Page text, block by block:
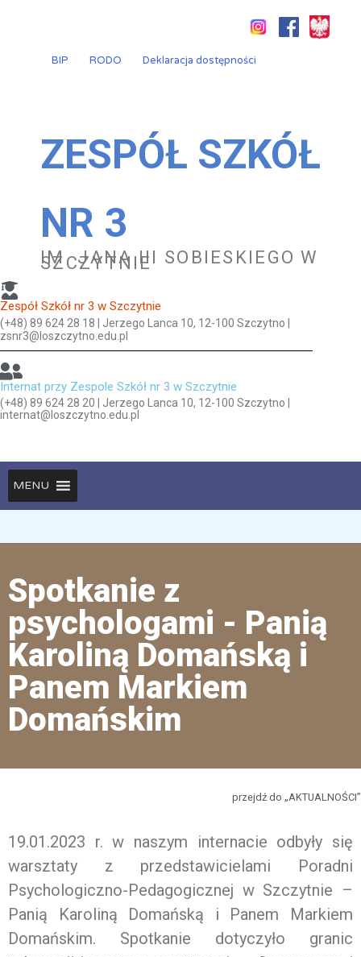
BIP
RODO Deklaracja dostępności
ZESPÓŁ SZKÓŁ
NR 3
IM. JANA III SOBIESKIEGO W
SZCZYTNIE
Zespół Szkół nr 3 w Szczytnie
(+48) 89 624 28 18 | Jerzego Lanca 10, 12-100 Szczytno |
zsnr3@loszczytno.edu.pl
Internat przy Zespole Szkół nr 3 w Szczytnie
(+48) 89 624 28 20 | Jerzego Lanca 10, 12-100 Szczytno |
internat@loszczytno.edu.pl
MENU
Spotkanie z
psychologami - Panią
Karoliną Domańską i
Panem Markiem
Domańskim
przejdź do „AKTUALNOŚCI”
19.01.2023 r. w naszym internacie odbyły się
warsztaty z przedstawicielami Poradni
Psychologiczno-Pedagogicznej w Szczytnie –
Panią Karoliną Domańską i Panem Markiem
Domańskim. Spotkanie dotyczyło granic